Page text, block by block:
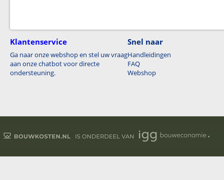
Klantenservice
Ga naar onze webshop en stel uw vraag
aan onze chatbot voor directe
ondersteuning.
Snel naar
Handleidingen
FAQ
Webshop